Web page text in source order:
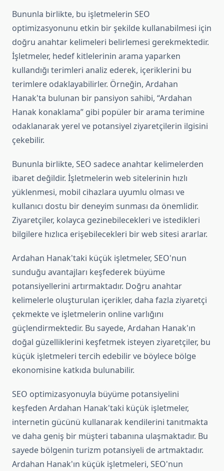
Bununla birlikte, bu işletmelerin SEO
optimizasyonunu etkin bir şekilde kullanabilmesi için
doğru anahtar kelimeleri belirlemesi gerekmektedir.
İşletmeler, hedef kitlelerinin arama yaparken
kullandığı terimleri analiz ederek, içeriklerini bu
terimlere odaklayabilirler. Örneğin, Ardahan
Hanak'ta bulunan bir pansiyon sahibi, “Ardahan
Hanak konaklama” gibi popüler bir arama terimine
odaklanarak yerel ve potansiyel ziyaretçilerin ilgisini
çekebilir.
Bununla birlikte, SEO sadece anahtar kelimelerden
ibaret değildir. İşletmelerin web sitelerinin hızlı
yüklenmesi, mobil cihazlara uyumlu olması ve
kullanıcı dostu bir deneyim sunması da önemlidir.
Ziyaretçiler, kolayca gezinebilecekleri ve istedikleri
bilgilere hızlıca erişebilecekleri bir web sitesi ararlar.
Ardahan Hanak'taki küçük işletmeler, SEO'nun
sunduğu avantajları keşfederek büyüme
potansiyellerini artırmaktadır. Doğru anahtar
kelimelerle oluşturulan içerikler, daha fazla ziyaretçi
çekmekte ve işletmelerin online varlığını
güçlendirmektedir. Bu sayede, Ardahan Hanak'ın
doğal güzelliklerini keşfetmek isteyen ziyaretçiler, bu
küçük işletmeleri tercih edebilir ve böylece bölge
ekonomisine katkıda bulunabilir.
SEO optimizasyonuyla büyüme potansiyelini
keşfeden Ardahan Hanak'taki küçük işletmeler,
internetin gücünü kullanarak kendilerini tanıtmakta
ve daha geniş bir müşteri tabanına ulaşmaktadır. Bu
sayede bölgenin turizm potansiyeli de artmaktadır.
Ardahan Hanak'ın küçük işletmeleri, SEO'nun